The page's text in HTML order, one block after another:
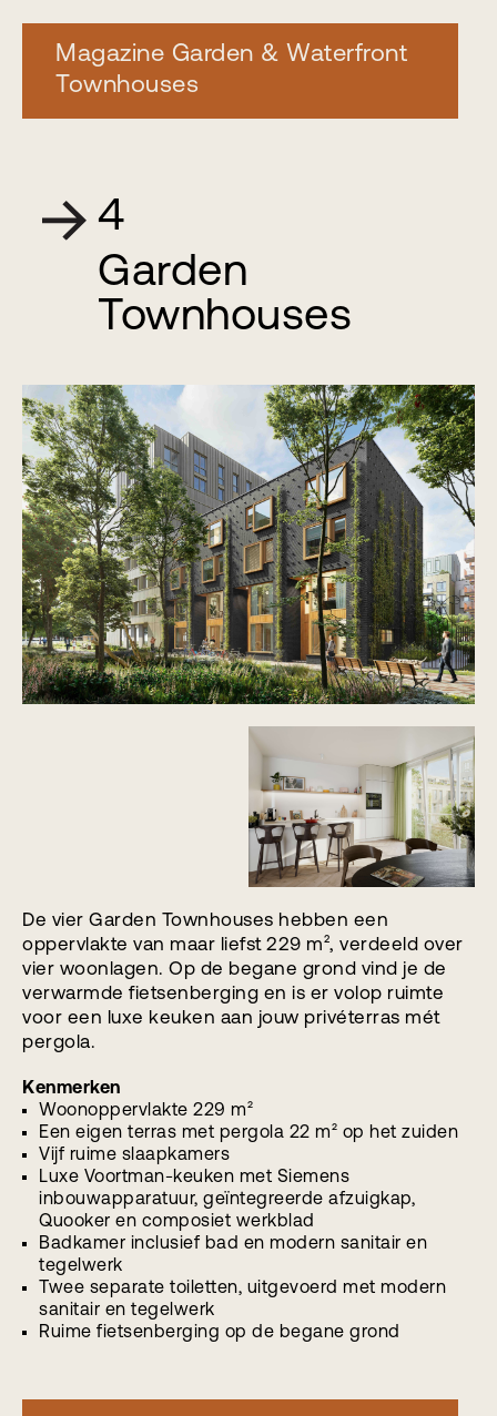
Magazine Garden & Waterfront
Townhouses
4
Garden
Townhouses
De vier Garden Townhouses hebben een
oppervlakte van maar liefst 229 m², verdeeld over
vier woonlagen. Op de begane grond vind je de
verwarmde fietsenberging en is er volop ruimte
voor een luxe keuken aan jouw privéterras mét
pergola.
Kenmerken
Woonoppervlakte 229 m²
Een eigen terras met pergola 22 m² op het zuiden
Vijf ruime slaapkamers
Luxe Voortman-keuken met Siemens
inbouwapparatuur, geïntegreerde afzuigkap,
Quooker en composiet werkblad
Badkamer inclusief bad en modern sanitair en
tegelwerk
Twee separate toiletten, uitgevoerd met modern
sanitair en tegelwerk
Ruime fietsenberging op de begane grond